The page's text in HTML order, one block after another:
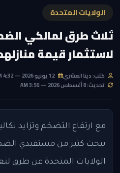
الولايات المتحدة
ثلاث طرق لمالكي
لاستثمار قيمة
كتب: دينا العشري
تحديث: 8 أغسطس 2026 — 3:56 AM
مع ارتفاع التضخم وتزايد
يبحث كثير من مستفيدي
الولايات المتحدة عن طرق